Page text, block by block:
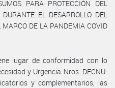
PARA PROTECCIÓN DEL
EL DESARROLLO DEL
DE LA PANDEMIA COVID
lugar de conformidad con lo
y Urgencia Nros. DECNU-
y complementarios, las